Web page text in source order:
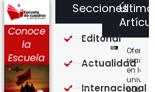
Conoce
la
Escuela
en las
Secciones
Editorial
Actualidad
Internacional